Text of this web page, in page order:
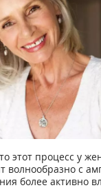
этот процесс у
волнообразно с
более активно